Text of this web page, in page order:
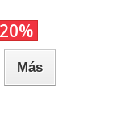
Más